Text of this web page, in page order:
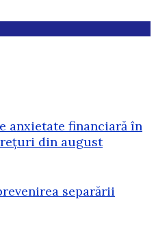
anxietate financiară în
din august
separării